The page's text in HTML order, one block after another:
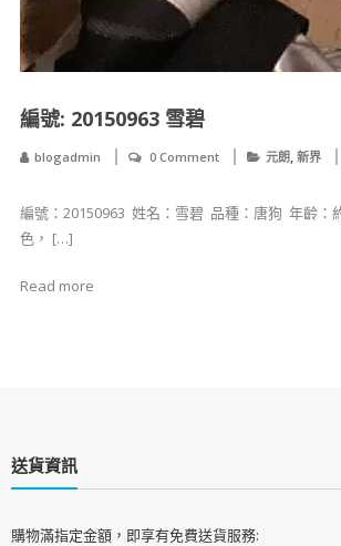
​​​​​​​編號: 20150963 雪碧
blogadmin 0 Comment 元朗, 新界
編號：20150963 ​ 姓名：雪碧 ​ 品種：唐狗 ​ 年齡：
色， […]
Read more
送貨資訊
購物滿指定金額，即享有免費送貨服務: